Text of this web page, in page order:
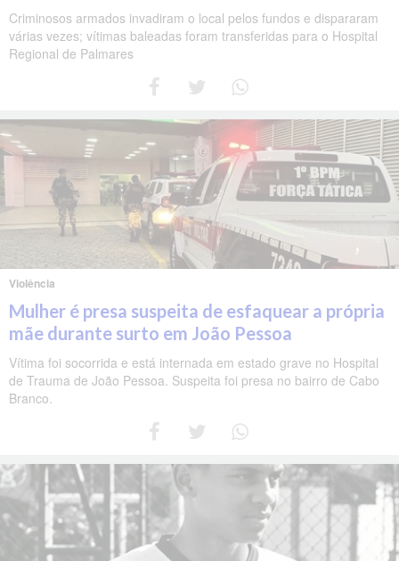
Criminosos armados invadiram o local pelos fundos e dispararam
várias vezes; vítimas baleadas foram transferidas para o Hospital
Regional de Palmares
Violência
Mulher é presa suspeita de esfaquear a própria
mãe durante surto em João Pessoa
Vítima foi socorrida e está internada em estado grave no Hospital
de Trauma de João Pessoa. Suspeita foi presa no bairro de Cabo
Branco.